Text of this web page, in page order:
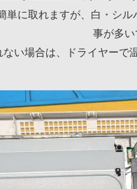
単に取れますが、白・シ
事が多い
ない場合は、ドライヤーで